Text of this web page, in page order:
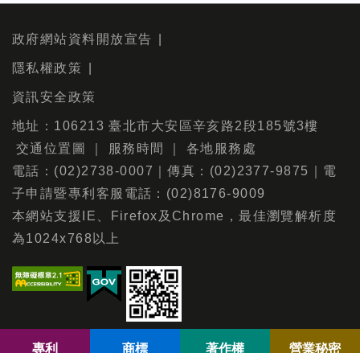
專利 商標 著作權 營業秘密
政府網站資料開放宣告
隱私權政策
資訊安全政策
地址：106213 臺北市大安區辛亥路2段185號3樓
交通位置圖
服務時間
各地服務處
電話：(02)2738-0007｜傳真：(02)2377-9875｜電
子申請暨專利客服電話：(02)8176-9009
本網站支援IE、Firefox及Chrome，最佳瀏覽解析度
為1024x768以上